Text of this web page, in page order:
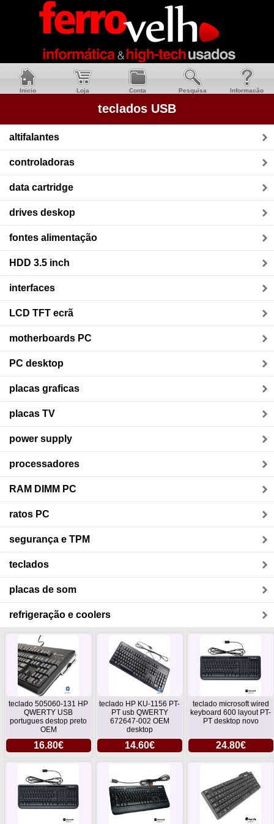
Inicio Loja Conta Pesquisa Informacão
teclados USB
altifalantes
controladoras
data cartridge
drives deskop
fontes alimentação
HDD 3.5 inch
interfaces
LCD TFT ecrã
motherboards PC
PC desktop
placas graficas
placas TV
power supply
processadores
RAM DIMM PC
ratos PC
segurança e TPM
teclados
placas de som
refrigeração e coolers
teclado 505060-131 HP
QWERTY USB
portugues destop preto
OEM
16.80€
teclado HP KU-1156 PT-
PT usb QWERTY
672647-002 OEM
desktop
14.60€
teclado microsoft wired
keyboard 600 layout PT-
PT desktop novo
24.80€